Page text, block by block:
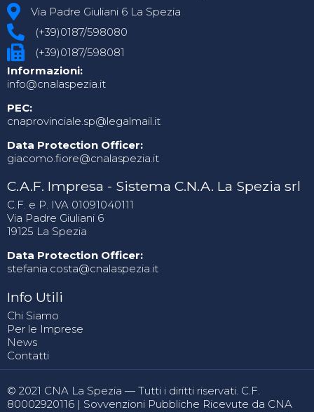
Via Padre Giuliani 6 La Spezia
(+39)0187/598080
(+39)0187/598081
Informazioni:
info@cnalaspezia.it
PEC:
cnaprovinciale.sp@legalmail.it
Data Protection Officer:
giacomo.fiore@cnalaspezia.it
C.A.F. Impresa - Sistema C.N.A. La Spezia srl
C.F. e P. IVA 01091040111
Via Padre Giuliani 6
19125 La Spezia
Data Protection Officer:
stefania.costa@cnalaspezia.it
Info Utili
Chi Siamo
Per le Imprese
News
Contatti
© 2021 CNA La Spezia — Tutti i diritti riservati. C.F.
80002920116 | Sovvenzioni Pubbliche Ricevute da CNA